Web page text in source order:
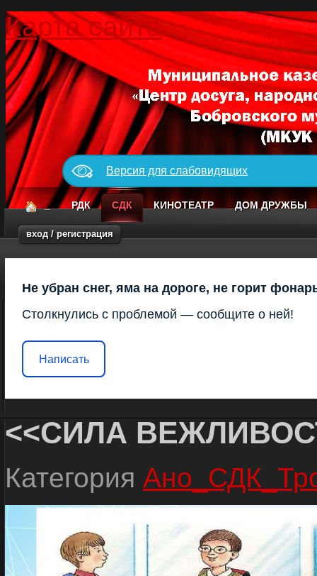
Карта сайта
Версия для слабовидящих
_ РДК СДК КИНОТЕАТР ДОМ ДРУЖБЫ
вход / регистрация
Не убран снег, яма на дороге, не горит
Столкнулись с проблемой — сообщите о ней!
Написать
<<СИЛА
Категория